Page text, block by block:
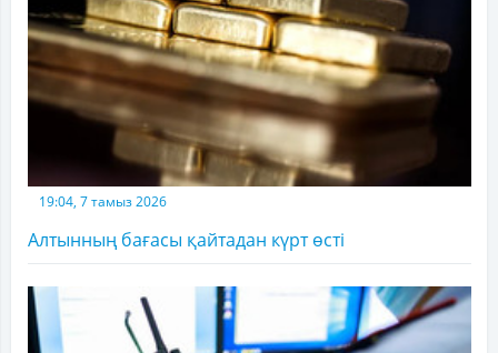
19:04, 7 тамыз 2026
Алтынның бағасы қайтадан күрт өсті